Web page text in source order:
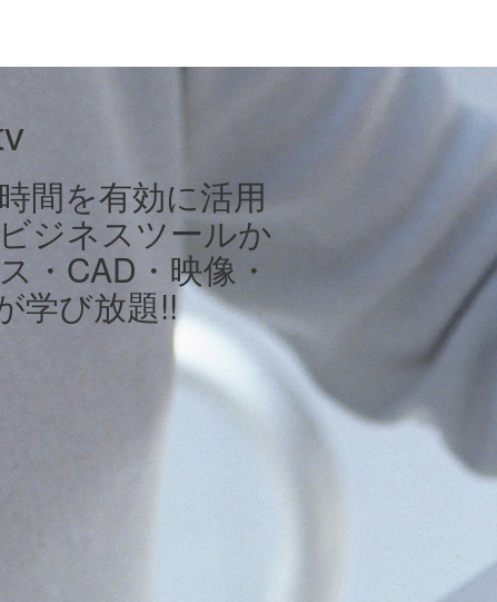
間を有効に活用
ジネスツールか
・CAD・映像・
学び放題!!